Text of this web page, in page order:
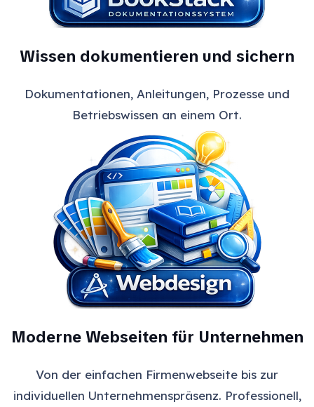
Wissen dokumentieren und sichern
Dokumentationen, Anleitungen, Prozesse und
Betriebswissen an einem Ort.
Moderne Webseiten für Unternehmen
Von der einfachen Firmenwebseite bis zur
individuellen Unternehmenspräsenz. Professionell,